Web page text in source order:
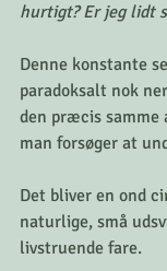
hurtigt? Er jeg lidt
Denne konstante
paradoksalt nok
den præcis samme
man forsøger at
Det bliver en ond
naturlige, små
livstruende fare.